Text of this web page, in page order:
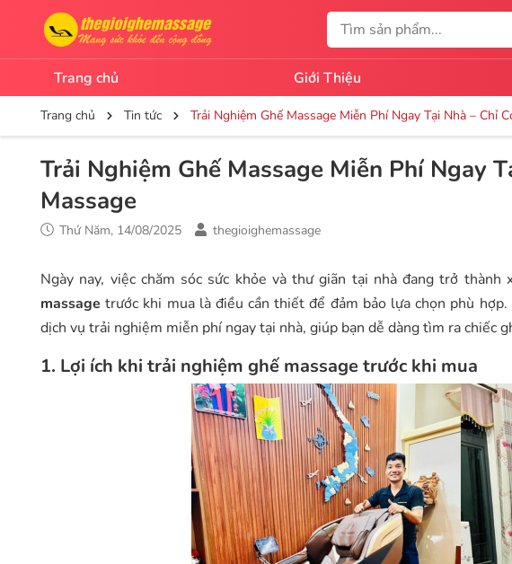
Trang chủ Giới Thiệu
Trang chủ Tin tức Trải Nghiệm Ghế Massage Miễn Phí Ngay Tại Nhà – Chỉ
Trải Nghiệm Ghế Massage Miễn Phí Ngay
Massage
Thứ Năm, 14/08/2025 thegioighemassage
Ngày nay, việc chăm sóc sức khỏe và thư giãn tại nhà đang trở thành
massage trước khi mua là điều cần thiết để đảm bảo lựa chọn phù
dịch vụ trải nghiệm miễn phí ngay tại nhà, giúp bạn dễ dàng tìm ra chiếc
1. Lợi ích khi trải nghiệm ghế massage trước khi mua